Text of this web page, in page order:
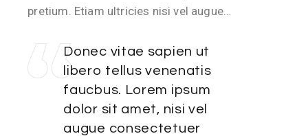
pretium. Etiam ultricies nisi vel augue…
Donec vitae sapien ut
libero tellus venenatis
faucbus. Lorem ipsum
dolor sit amet, nisi vel
augue consectetuer